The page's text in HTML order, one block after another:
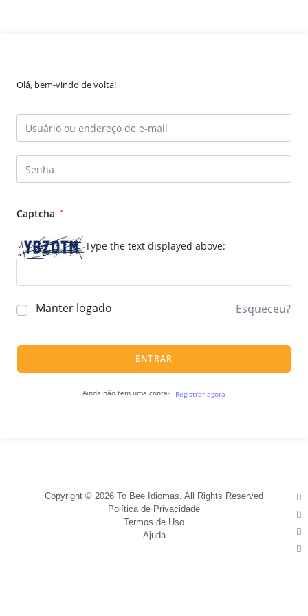
Olá, bem-vindo de volta!
Captcha *
Type the text displayed above:
Manter logado Esqueceu?
ENTRAR
Ainda não tem uma conta? Registrar agora
Copyright © 2026 To Bee Idiomas. All Rights Reserved
Política de Privacidade
Termos de Uso
Ajuda